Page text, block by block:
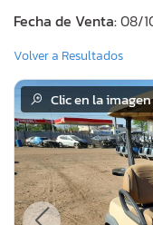
Fecha de Venta:08/
Volver a Resultados
Clic en la